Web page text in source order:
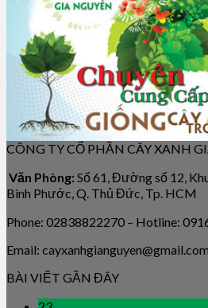
CÔNG TY CỔ PHẦN CÂY XANH
Văn Phòng: Số 61, Đường số 12,
Bình Phước, Q. Thủ Đức, Tp. HCM
Phone: 02838822270 – Hotline:
Email: cayxanhgianguyen@gmail.com
BÀI VIẾT GẦN ĐÂY